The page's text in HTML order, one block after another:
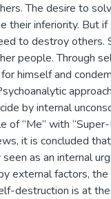
The desire to
their inferiority. But
to destroy others.
people. Through
himself and
by internal
of “Me” with
it is concluded
as an internal
external factors,
destruction is at